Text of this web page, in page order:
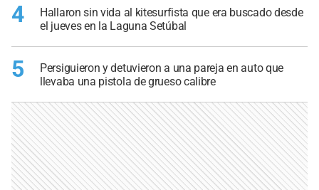
4
Hallaron sin vida al kitesurfista que era buscado desde
el jueves en la Laguna Setúbal
5
Persiguieron y detuvieron a una pareja en auto que
llevaba una pistola de grueso calibre